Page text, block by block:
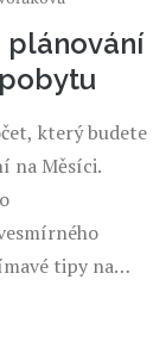
plánování
který budete
na Měsíci.
tipy na
ale i